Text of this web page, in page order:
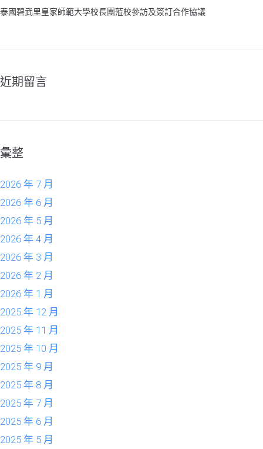
泰國碧武里皇家師範大學校長團蒞校參訪及簽訂合作協議
近期留言
彙整
2026 年 7 月
2026 年 6 月
2026 年 5 月
2026 年 4 月
2026 年 3 月
2026 年 2 月
2026 年 1 月
2025 年 12 月
2025 年 11 月
2025 年 10 月
2025 年 9 月
2025 年 8 月
2025 年 7 月
2025 年 6 月
2025 年 5 月